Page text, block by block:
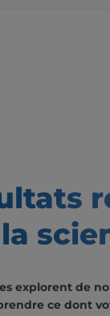
explorent de
ce dont